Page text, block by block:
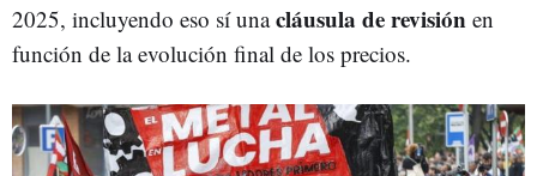
2025, incluyendo eso sí unacláusula de revisión en
función de la evolución final de los precios.